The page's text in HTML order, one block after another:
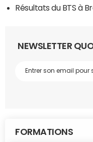
Résultats du BTS à
NEWSLETTER
FORMATIONS